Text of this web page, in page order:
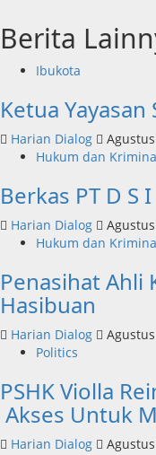
Berita
Ibukota
Ketua Yayasan
Harian Dialog
Hukum dan
Berkas PT D
Harian Dialog
Hukum dan
Penasihat Ahli
Hasibuan
Harian Dialog
Politics
PSHK Violla
Akses Untuk
Harian Dialog